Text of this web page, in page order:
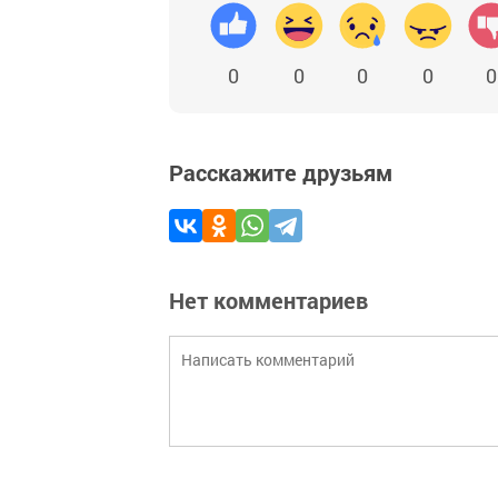
0 0 0 0 0
Расскажите друзьям
Нет комментариев